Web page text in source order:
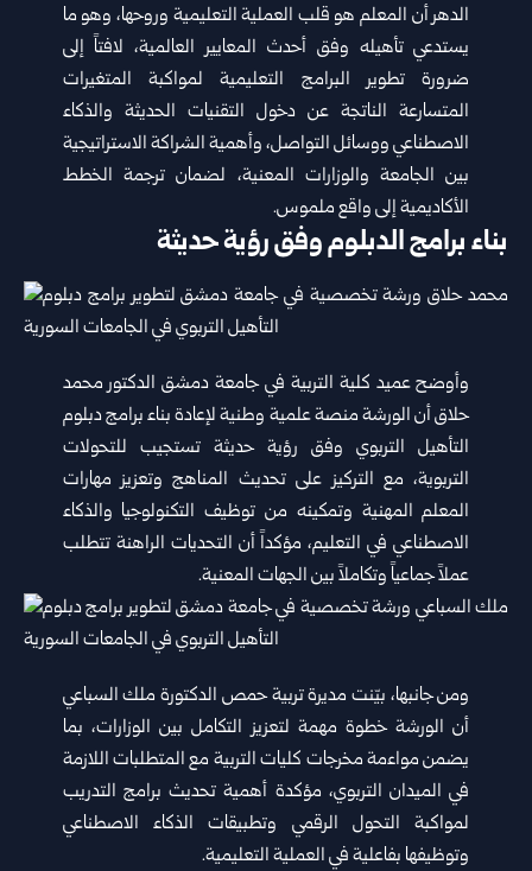
الدهر أن المعلم هو قلب العملية التعليمية وروحها، وهو ما
يستدعي تأهيله وفق أحدث المعايير العالمية، لافتاً إلى
ضرورة تطوير البرامج التعليمية لمواكبة المتغيرات
المتسارعة الناتجة عن دخول التقنيات الحديثة والذكاء
الاصطناعي ووسائل التواصل، وأهمية الشراكة الاستراتيجية
بين الجامعة والوزارات المعنية، لضمان ترجمة الخطط
الأكاديمية إلى واقع ملموس.
بناء برامج الدبلوم وفق رؤية حديثة
وأوضح عميد كلية التربية في جامعة دمشق الدكتور محمد
حلاق أن الورشة منصة علمية وطنية لإعادة بناء برامج دبلوم
التأهيل التربوي وفق رؤية حديثة تستجيب للتحولات
التربوية، مع التركيز على تحديث المناهج وتعزيز مهارات
المعلم المهنية وتمكينه من توظيف التكنولوجيا والذكاء
الاصطناعي في التعليم، مؤكداً أن التحديات الراهنة تتطلب
عملاً جماعياً وتكاملاً بين الجهات المعنية.
ومن جانبها، بيّنت مديرة تربية حمص الدكتورة ملك السباعي
أن الورشة خطوة مهمة لتعزيز التكامل بين الوزارات، بما
يضمن مواءمة مخرجات كليات التربية مع المتطلبات اللازمة
في الميدان التربوي، مؤكدة أهمية تحديث برامج التدريب
لمواكبة التحول الرقمي وتطبيقات الذكاء الاصطناعي
وتوظيفها بفاعلية في العملية التعليمية.